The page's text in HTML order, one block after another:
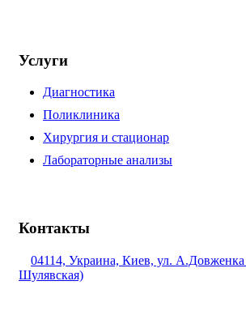
Услуги
Диагностика
Поликлиника
Хирургия и стационар
Лабораторные анализы
Контакты
04114, Украина, Киев, ул. А.Довженка
Шулявская)